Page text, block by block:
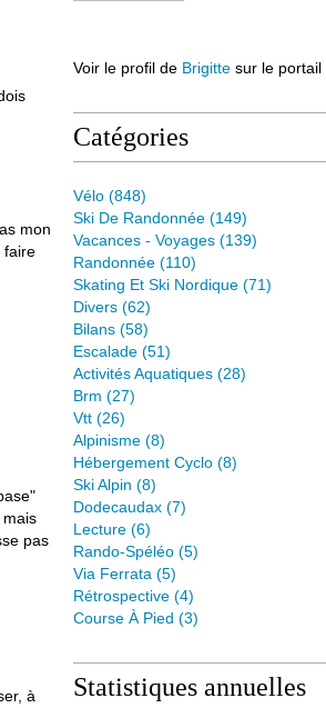
mon
faire
pas
à
Voir le profil de Brigitte sur le portail
Catégories
Vélo (848)
Ski De Randonnée (149)
Vacances - Voyages (139)
Randonnée (110)
Skating Et Ski Nordique (71)
Divers (62)
Bilans (58)
Escalade (51)
Activités Aquatiques (28)
Brm (27)
Vtt (26)
Alpinisme (8)
Hébergement Cyclo (8)
Ski Alpin (8)
Dodecaudax (7)
Lecture (6)
Rando-Spéléo (5)
Via Ferrata (5)
Rétrospective (4)
Course À Pied (3)
Statistiques annuelles